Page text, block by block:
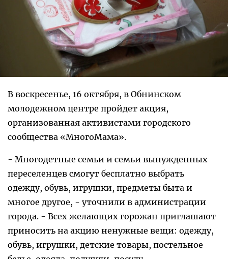
В воскресенье, 16 октября, в Обнинском
молодежном центре пройдет акция,
организованная активистами городского
сообщества «МногоМама».
- Многодетные семьи и семьи вынужденных
переселенцев смогут бесплатно выбрать
одежду, обувь, игрушки, предметы быта и
многое другое, - уточнили в администрации
города. - Всех желающих горожан приглашают
приносить на акцию ненужные вещи: одежду,
обувь, игрушки, детские товары, постельное